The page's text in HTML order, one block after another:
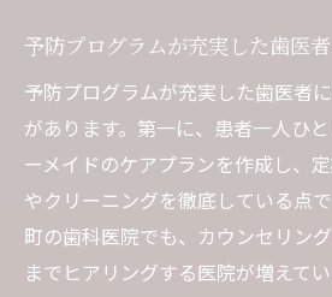
予防プログラムが充実した歯医
予防プログラムが充実した歯医者
があります。第一に、患者一人ひ
ーメイドのケアプランを作成し、
やクリーニングを徹底している点
町の歯科医院でも、カウンセリン
までヒアリングする医院が増えてい